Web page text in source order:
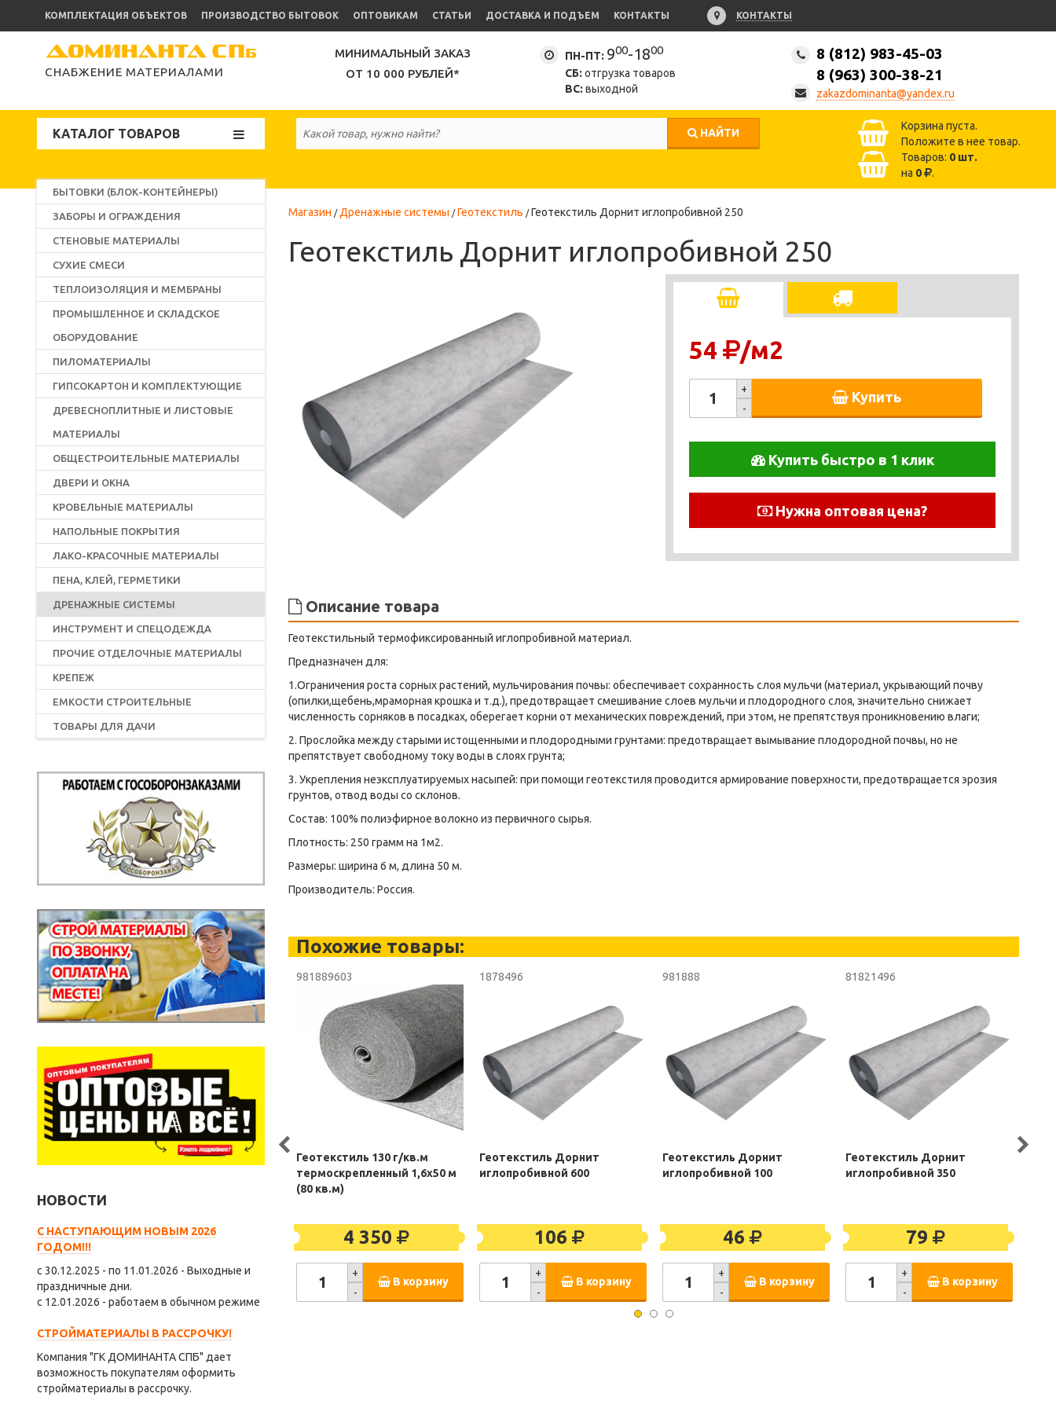
КОМПЛЕКТАЦИЯ ОБЪЕКТОВ ПРОИЗВОДСТВО БЫТОВОК ОПТОВИКАМ СТАТЬИ ДОСТАВКА И ПОДЪЕМ КОНТАКТЫ КОНТАКТЫ
СНАБЖЕНИЕ МАТЕРИАЛАМИ
МИНИМАЛЬНЫЙ ЗАКАЗ
ОТ 10 000 РУБЛЕЙ*
ПН-ПТ: 900-1800
СБ: отгрузка товаров
ВС: выходной
8 (812) 983-45-03
8 (963) 300-38-21
zakazdominanta@yandex.ru
КАТАЛОГ ТОВАРОВ НАЙТИ
Корзина пуста.
Положите в нее товар.
Товаров: 0 шт.
на 0 .
БЫТОВКИ (БЛОК-КОНТЕЙНЕРЫ)
ЗАБОРЫ И ОГРАЖДЕНИЯ
СТЕНОВЫЕ МАТЕРИАЛЫ
СУХИЕ СМЕСИ
ТЕПЛОИЗОЛЯЦИЯ И МЕМБРАНЫ
ПРОМЫШЛЕННОЕ И СКЛАДСКОЕ
ОБОРУДОВАНИЕ
ПИЛОМАТЕРИАЛЫ
ГИПСОКАРТОН И КОМПЛЕКТУЮЩИЕ
ДРЕВЕСНОПЛИТНЫЕ И ЛИСТОВЫЕ
МАТЕРИАЛЫ
ОБЩЕСТРОИТЕЛЬНЫЕ МАТЕРИАЛЫ
ДВЕРИ И ОКНА
КРОВЕЛЬНЫЕ МАТЕРИАЛЫ
НАПОЛЬНЫЕ ПОКРЫТИЯ
ЛАКО-КРАСОЧНЫЕ МАТЕРИАЛЫ
ПЕНА, КЛЕЙ, ГЕРМЕТИКИ
ДРЕНАЖНЫЕ СИСТЕМЫ
ИНСТРУМЕНТ И СПЕЦОДЕЖДА
ПРОЧИЕ ОТДЕЛОЧНЫЕ МАТЕРИАЛЫ
КРЕПЕЖ
ЕМКОСТИ СТРОИТЕЛЬНЫЕ
ТОВАРЫ ДЛЯ ДАЧИ
НОВОСТИ
С НАСТУПАЮЩИМ НОВЫМ 2026
ГОДОМ!!!
с 30.12.2025 - по 11.01.2026 - Выходные и
праздничные дни.
с 12.01.2026 - работаем в обычном режиме
СТРОЙМАТЕРИАЛЫ В РАССРОЧКУ!
Компания "ГК ДОМИНАНТА СПБ" дает
возможность покупателям оформить
стройматериалы в рассрочку.
Магазин Дренажные системы Геотекстиль Геотекстиль Дорнит иглопробивной 250
Геотекстиль Дорнит иглопробивной 250
54 /м2
+
-
Купить
Купить быстро в 1 клик
Нужна оптовая цена?
Описание товара
Геотекстильный термофиксированный иглопробивной материал.
Предназначен для:
1.Ограничения роста сорных растений, мульчирования почвы: обеспечивает сохранность слоя мульчи (материал, укрывающий почву
(опилки,щебень,мраморная крошка и т.д.), предотвращает смешивание слоев мульчи и плодородного слоя, значительно снижает
численность сорняков в посадках, оберегает корни от механических повреждений, при этом, не препятствуя проникновению влаги;
2. Прослойка между старыми истощенными и плодородными грунтами: предотвращает вымывание плодородной почвы, но не
препятствует свободному току воды в слоях грунта;
3. Укрепления неэксплуатируемых насыпей: при помощи геотекстиля проводится армирование поверхности, предотвращается эрозия
грунтов, отвод воды со склонов.
Состав: 100% полиэфирное волокно из первичного сырья.
Плотность: 250 грамм на 1м2.
Размеры: ширина 6 м, длина 50 м.
Производитель: Россия.
Похожие товары:
981889603
Геотекстиль 130 г/кв.м
термоскрепленный 1,6х50 м
(80 кв.м)
4 350
+
-
В корзину
1878496
Геотекстиль Дорнит
иглопробивной 600
106
+
-
В корзину
981888
Геотекстиль Дорнит
иглопробивной 100
46
+
-
В корзину
81821496
Геотекстиль Дорнит
иглопробивной 350
79
+
-
В корзину